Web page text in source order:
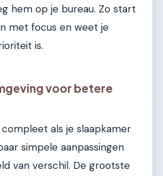
hem op je bureau. Zo start
met focus en weet je
is.
voor betere
als je slaapkamer
simpele aanpassingen
van verschil. De grootste